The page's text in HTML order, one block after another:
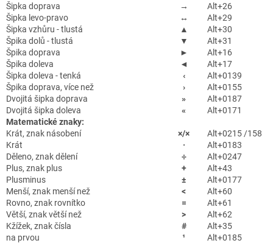
Šipka doprava
→
Alt+26
Šipka levo-pravo
↔
Alt+29
Šipka vzhůru - tlustá
▲
Alt+30
Špika dolů - tlustá
▼
Alt+31
Špika doprava
►
Alt+16
Špika doleva
◄
Alt+17
Šipka doleva - tenká
‹
Alt+0139
Špika doprava, více než
›
Alt+0155
Dvojitá šipka doprava
»
Alt+0187
Dvojitá šipka doleva
«
Alt+0171
Matematické znaky:
Krát, znak násobení
×/×
Alt+0215 /158
Krát
·
Alt+0183
Děleno, znak dělení
÷
Alt+0247
Plus, znak plus
+
Alt+43
Plusminus
±
Alt+0177
Menší, znak menší než
<
Alt+60
Rovno, znak rovnítko
=
Alt+61
Větší, znak větší než
>
Alt+62
Kžížek, znak čísla
#
Alt+35
na prvou
¹
Alt+0185